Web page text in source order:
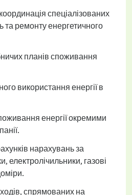
спеціалізованих
та ремонту енергетичного
планів споживання
використання енергії в
енергії окремими
нарахувань за
електролічильники, газові
спрямованих на